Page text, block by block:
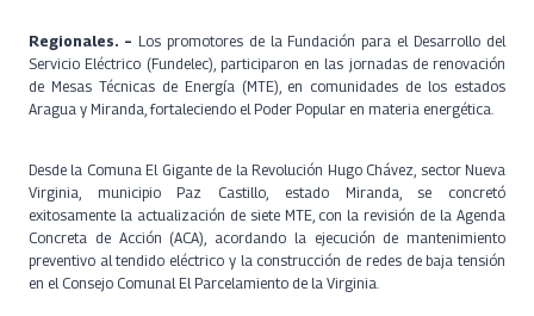
Regionales. – Los promotores de la Fundación para el Desarrollo del
Servicio Eléctrico (Fundelec), participaron en las jornadas de renovación
de Mesas Técnicas de Energía (MTE), en comunidades de los estados
Aragua y Miranda, fortaleciendo el Poder Popular en materia energética.
Desde la Comuna El Gigante de la Revolución Hugo Chávez, sector Nueva
Virginia, municipio Paz Castillo, estado Miranda, se concretó
exitosamente la actualización de siete MTE, con la revisión de la Agenda
Concreta de Acción (ACA), acordando la ejecución de mantenimiento
preventivo al tendido eléctrico y la construcción de redes de baja tensión
en el Consejo Comunal El Parcelamiento de la Virginia.